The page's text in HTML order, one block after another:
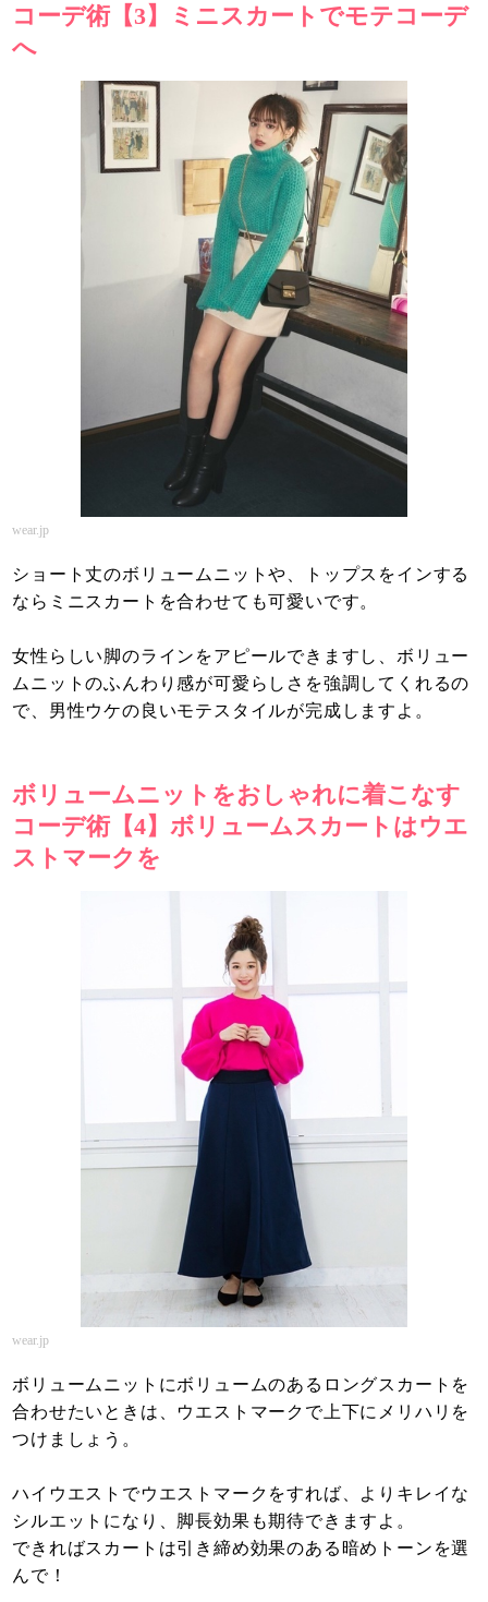
コーデ術【3】ミニスカートでモテコーデ
へ
wear.jp
ショート丈のボリュームニットや、トップスをインする
ならミニスカートを合わせても可愛いです。
女性らしい脚のラインをアピールできますし、ボリュー
ムニットのふんわり感が可愛らしさを強調してくれるの
で、男性ウケの良いモテスタイルが完成しますよ。
ボリュームニットをおしゃれに着こなす
コーデ術【4】ボリュームスカートはウエ
ストマークを
wear.jp
ボリュームニットにボリュームのあるロングスカートを
合わせたいときは、ウエストマークで上下にメリハリを
つけましょう。
ハイウエストでウエストマークをすれば、よりキレイな
シルエットになり、脚長効果も期待できますよ。
できればスカートは引き締め効果のある暗めトーンを選
んで！